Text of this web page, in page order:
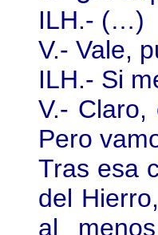
ILH.- (…)
V.- Vale,
ILH.- Si
V.-
Pero
Tras esa
del
al